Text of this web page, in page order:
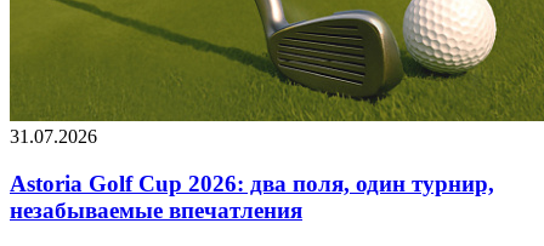
31.07.2026
Astoria Golf Cup 2026: два поля, один турнир,
незабываемые впечатления